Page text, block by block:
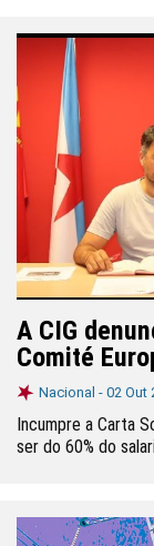
A CIG
Comité
Nacional - 02 Out
Incumpre a Carta
ser do 60% do